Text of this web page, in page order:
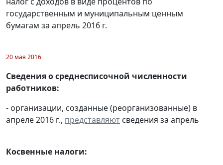
государственным и муниципальным ценным
бумагам за апрель 2016 г.
20 мая 2016
Сведения о среднесписочной численности
работников:
- организации, созданные (реорганизованные) в
апреле 2016 г., представляют сведения за апрель
Косвенные налоги: